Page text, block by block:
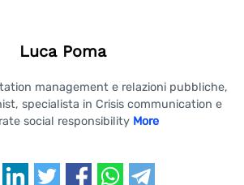
Luca Poma
management e relazioni pubbliche,
specialista in Crisis communication e
social responsibility More